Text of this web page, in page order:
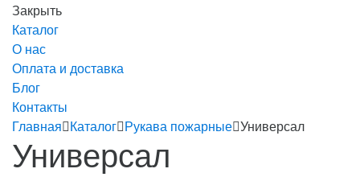
Закрыть
Каталог
О нас
Оплата и доставка
Блог
Контакты
Главная Каталог Рукава пожарные Универсал
Универсал